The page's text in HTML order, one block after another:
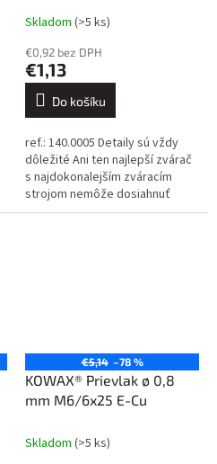
Skladom (>5 ks)
€0,92 bez DPH
€1,13
Do košíku
ref.: 140.0005 Detaily sú vždy
dôležité Ani ten najlepší zvárač
s najdokonalejším zváracím
strojom nemôže dosiahnuť
dokonalé výsledky, ak sa
€5,14 –78 %
KOWAX® Prievlak ø 0,8
mm M6/6x25 E-Cu
Skladom (>5 ks)